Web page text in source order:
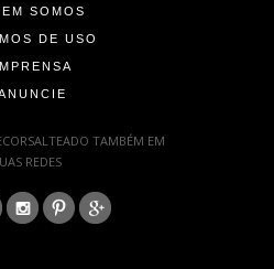
SOMOS
DE USO
TAMBÉM EM
REDES